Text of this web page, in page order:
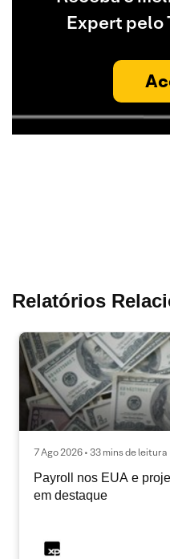
Expert pelo
Relatórios
7 Ago 2026 • 33 mins de leitura
Payroll nos EUA e
em destaque